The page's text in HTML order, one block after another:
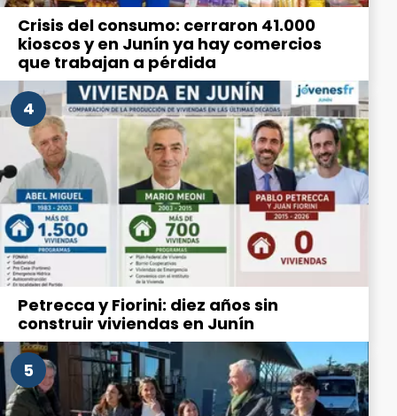
Crisis del consumo: cerraron 41.000
kioscos y en Junín ya hay comercios
que trabajan a pérdida
4
Petrecca y Fiorini: diez años sin
construir viviendas en Junín
5